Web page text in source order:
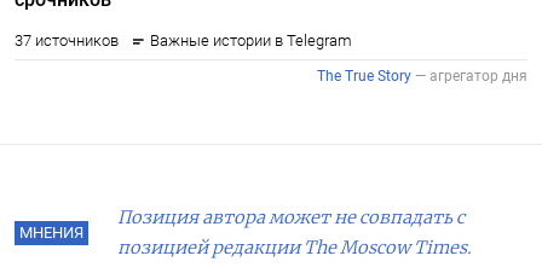
МНЕНИЯ
Позиция автора может не совпадать с
позицией редакции The Moscow Times.